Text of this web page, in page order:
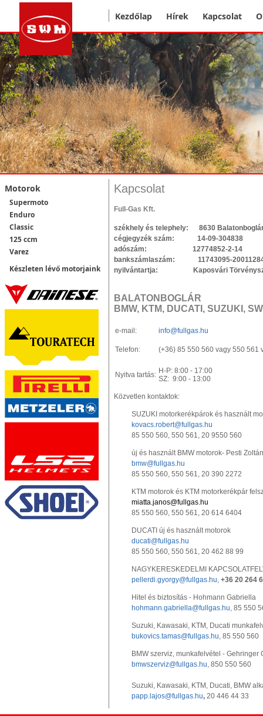
Kezdőlap Hírek Kapcsolat
Motorok
Supermoto
Enduro
Classic
125 ccm
Varez
Készleten lévő motorjaink
Kapcsolat
Full-Gas Kft.
székhely és telephely: 8630
cégjegyzék szám: 14-09-304838
adószám: 12774852-2-14
bankszámlaszám: 11743095-
nyilvántartja: Kaposvári
BALATONBOGLÁR
BMW, KTM, DUCATI, SUZUKI,
e-mail: info@fullgas.hu
Telefon: (+36) 85 550 560 vagy 550 561
Nyitva tartás: H-P: 8:00 - 17:00
SZ: 9:00 - 13:00
Közvetlen kontaktok:
SUZUKI motorkerékpárok és használt
kovacs.robert@fullgas.hu
85 550 560, 550 561, 20 9550 560
új és használt BMW motorok- Pesti Zoltán
bmw@fullgas.hu
85 550 560, 550 561, 20 390 2272
KTM motorok és KTM motorkerékpár
miatta.janos@fullgas.hu
85 550 560, 550 561, 20 614 6404
DUCATI új és használt motorok
ducati@fullgas.hu
85 550 560, 550 561, 20 462 88 99
NAGYKERESKEDELMI
pellerdi.gyorgy@fullgas.hu, +36 20 264
Hitel és biztosítás - Hohmann Gabriella
hohmann.gabriella@fullgas.hu, 85 550
Suzuki, Kawasaki, KTM, Ducati
bukovics.tamas@fullgas.hu, 85 550 560
BMW szerviz, munkafelvétel - Gehringer
bmwszerviz@fullgas.hu, 850 550 560
Suzuki, Kawasaki, KTM, Ducati, BMW
papp.lajos@fullgas.hu, 20 446 44 33